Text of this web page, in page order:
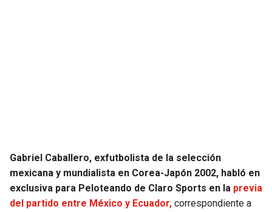
RAMS
49ERS
ROCKETS
GRIZZLIES
Gabriel Caballero, exfutbolista de la selección
mexicana y mundialista en Corea-Japón 2002, habló en
exclusiva para Peloteando de Claro Sports en la previa
del partido entre México y Ecuador, correspondiente a